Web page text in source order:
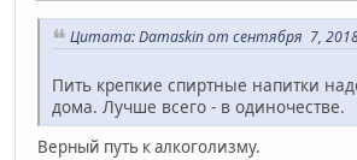
Цитата: Damaskin от сентября 7,
Пить крепкие спиртные напитки
дома. Лучше всего - в одиночестве.
Верный путь к алкоголизму.